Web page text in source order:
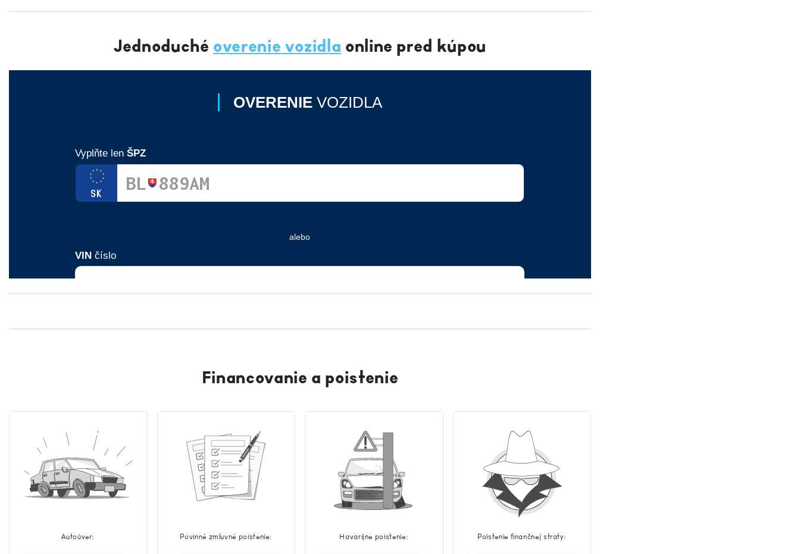
Jednoduché overenie vozidla online pred kúpou
Financovanie a poistenie
Autoúver: Povinné zmluvné poistenie: Havaríjne poistenie: Poistenie finančnej straty: